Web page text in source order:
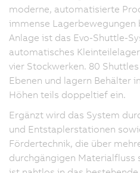
moderne, automatisierte
immense
Anlage ist das Evo-Shuttle-
automatisches
vier Stockwerken. 80
Ebenen und lagern Behälter
Höhen teils doppeltief ein.
Ergänzt wird das System
und Entstaplerstationen
Fördertechnik, die über
durchgängigen Materialfluss